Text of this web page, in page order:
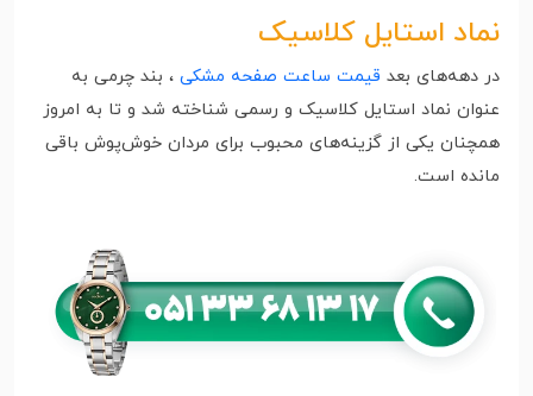
نماد استایل کلاسیک
در دهه‌های بعد قیمت ساعت صفحه مشکی ، بند چرمی به
عنوان نماد استایل کلاسیک و رسمی شناخته شد و تا به امروز
همچنان یکی از گزینه‌های محبوب برای مردان خوش‌پوش باقی
مانده است.